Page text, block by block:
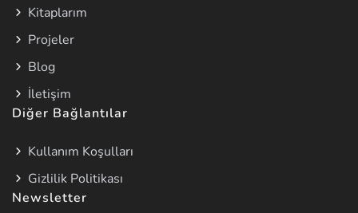
Kitaplarım
Projeler
Blog
İletişim
Diğer Bağlantılar
Kullanım Koşulları
Gizlilik Politikası
Newsletter